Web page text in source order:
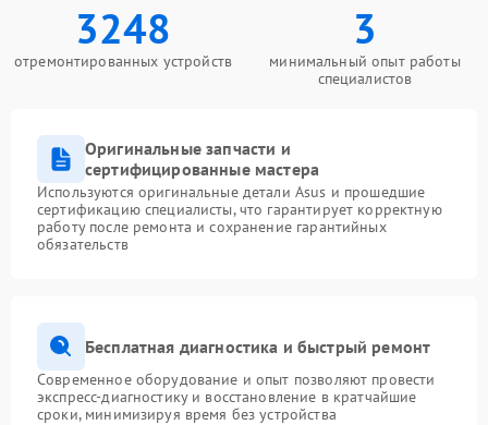
3248
отремонтированных устройств
3
минимальный опыт работы
специалистов
Оригинальные запчасти и
сертифицированные мастера
Используются оригинальные детали Asus и прошедшие
сертификацию специалисты, что гарантирует корректную
работу после ремонта и сохранение гарантийных
обязательств
Бесплатная диагностика и быстрый ремонт
Современное оборудование и опыт позволяют провести
экспресс-диагностику и восстановление в кратчайшие
сроки, минимизируя время без устройства